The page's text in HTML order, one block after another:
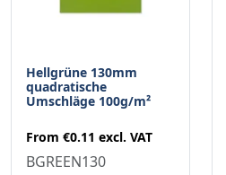
Hellgrüne 130mm
quadratische
Umschläge 100g/m²
From €0.11 excl. VAT
BGREEN130